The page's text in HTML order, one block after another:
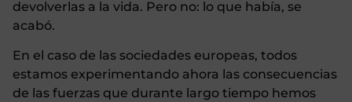
devolverlas a la vida. Pero no: lo que había, se
acabó.
En el caso de las sociedades europeas, todos
estamos experimentando ahora las consecuencias
de las fuerzas que durante largo tiempo hemos